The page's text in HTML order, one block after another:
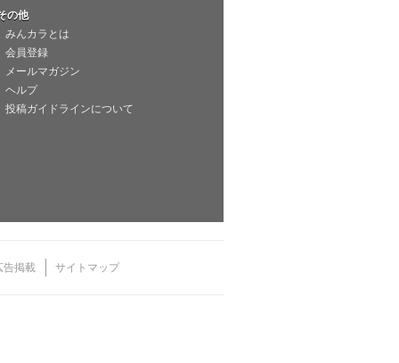
の他
みんカラとは
会員登録
メールマガジン
ヘルプ
投稿ガイドラインについて
告掲載 サイトマップ